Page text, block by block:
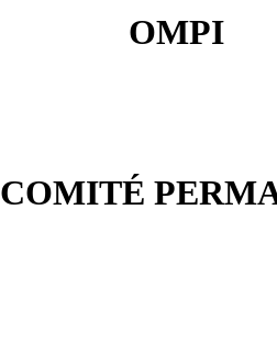
OMPI
COMITÉ